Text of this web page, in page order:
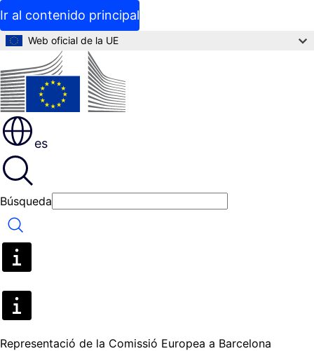
Ir al contenido principal
Web oficial de la UE
es
Búsqueda
Búsqueda
Representació de la Comissió Europea a Barcelona